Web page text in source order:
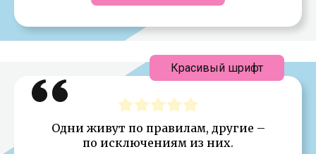
Одни живут по правилам, другие –
по исключениям из них.
Красивый шрифт